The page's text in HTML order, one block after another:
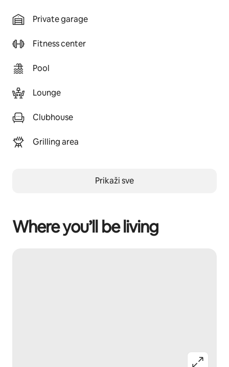
Private garage
Fitness center
Pool
Lounge
Clubhouse
Grilling area
Prikaži sve
Where you’ll be living